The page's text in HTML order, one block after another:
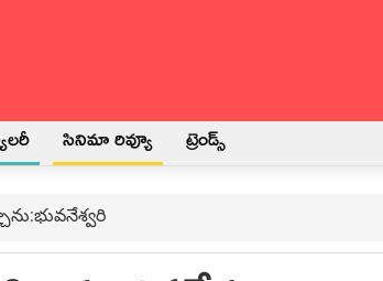
సినిమా రివ్యూ ట్రెండ్స్